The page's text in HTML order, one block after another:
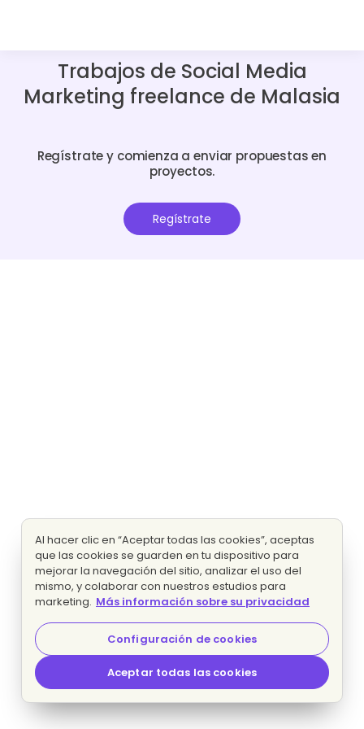
Trabajos de Social Media
Marketing freelance de Malasia
Regístrate y comienza a enviar propuestas en
proyectos.
Regístrate
Al hacer clic en “Aceptar todas las cookies”, aceptas
que las cookies se guarden en tu dispositivo para
mejorar la navegación del sitio, analizar el uso del
mismo, y colaborar con nuestros estudios para
marketing. Más información sobre su privacidad
Configuración de cookies
Aceptar todas las cookies